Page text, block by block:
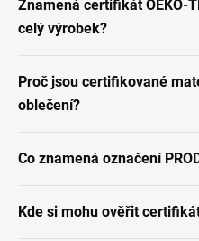
Znamená certifikát OEKO-
celý výrobek?
Proč jsou certifikované
oblečení?
Co znamená označení
Kde si mohu ověřit